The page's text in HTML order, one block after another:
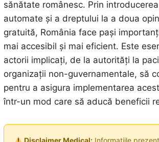
sănătate românesc. Prin
automate și a dreptului la a doua
gratuită, România face pași
mai accesibil și mai eficient. Este
actorii implicați, de la autorități la
organizații non-guvernamentale, să
pentru a asigura implementarea
într-un mod care să aducă beneficii
Disclaimer Medical:Informatiile